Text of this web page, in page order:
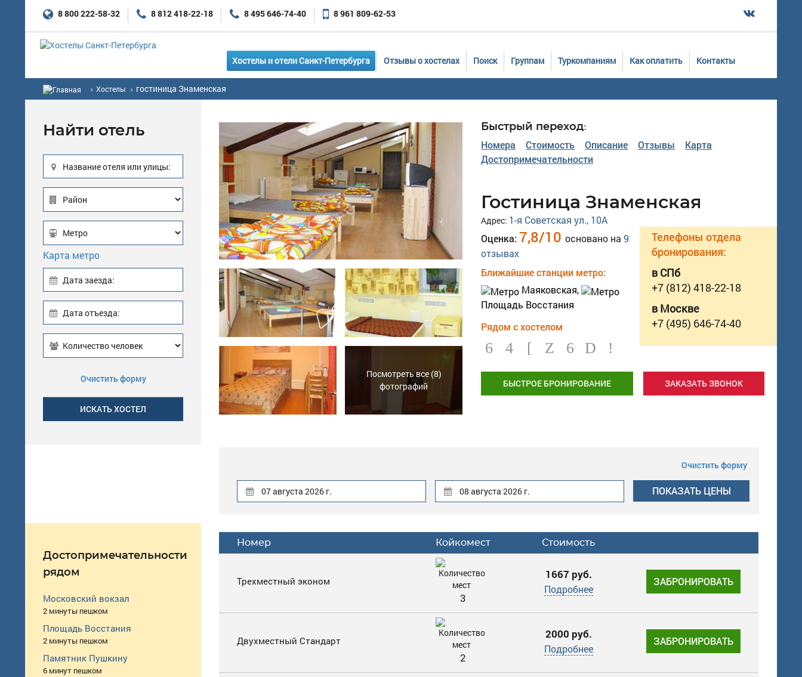
8 800 222-58-32 8 812 418-22-18 8 495 646-74-40 8 961 809-62-53
Хостелы и отели Санкт-Петербурга Отзывы о хостелах Поиск Группам Туркомпаниям Как оплатить Контакты
Хостелы гостиница Знаменская
Найти отель
Название отеля или улицы:
Карта метро
Дата заезда:
Дата отъезда:
Очистить форму
Достопримечательности
рядом
Московский вокзал
2 минуты пешком
Площадь Восстания
2 минуты пешком
Памятник Пушкину
6 минут пешком
Посмотреть все (8)
фотографий
Быстрый переход:
Номера Стоимость Описание Отзывы
Карта
Достопримечательности
Гостиница Знаменская
Адрес: 1-я Советская ул., 10А
Оценка: 7,8/10 основано на9
отзывах
Ближайшие станции метро:
Маяковская,
Площадь Восстания
Телефоны отдела
бронирования:
в СПб
+7 (812) 418-22-18
в Москве
+7 (495) 646-74-40
Рядом с хостелом
БЫСТРОЕ БРОНИРОВАНИЕ ЗАКАЗАТЬ ЗВОНОК
Очистить форму
07 августа 2026 г. 08 августа 2026 г. ПОКАЗАТЬ ЦЕНЫ
Номер Койкомест Стоимость
Трехместный эконом
3
1667 руб.
Подробнее
ЗАБРОНИРОВАТЬ
Двухместный Стандарт
2
2000 руб.
Подробнее
ЗАБРОНИРОВАТЬ